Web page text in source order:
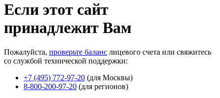
Если этот сайт
принадлежит Вам
Пожалуйста, проверьте баланс лицевого счета или свяжитесь
со службой технической поддержки:
+7 (495) 772-97-20 (для Москвы)
8-800-200-97-20 (для регионов)